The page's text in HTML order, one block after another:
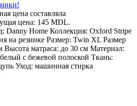
цена составляла
цена: 145 MDL.
Danny Home Коллекция: Oxford Stripe
на резинке Размер: Twin XL Размер
Высота матраса: до 30 см Материал:
с бежевой полоской Ткань:
Уход: машинная стирка